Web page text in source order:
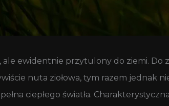
ale ewidentnie przytulony do ziemi.
nuta ziołowa, tym razem jednak
ciepłego światła.